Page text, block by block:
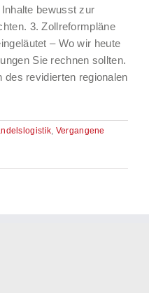
bewusst zur
3. Zollreformpläne
– Wo wir heute
Sie rechnen sollten.
revidierten regionalen
, Vergangene